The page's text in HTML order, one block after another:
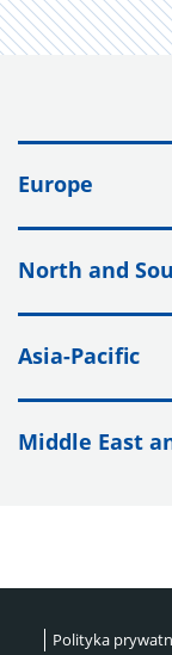
Europe
North and
Asia-Pacific
Middle East
Polityka